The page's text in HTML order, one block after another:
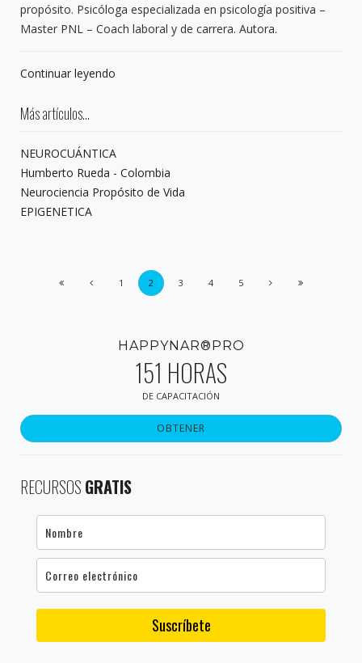
propósito. Psicóloga especializada en psicología positiva –
Master PNL – Coach laboral y de carrera. Autora.
Continuar leyendo
Más artículos...
NEUROCUÁNTICA
Humberto Rueda - Colombia
Neurociencia Propósito de Vida
EPIGENETICA
1 2 3 4 5
HAPPYNAR®PRO
151 HORAS
DE CAPACITACIÓN
OBTENER
RECURSOS GRATIS
Suscríbete